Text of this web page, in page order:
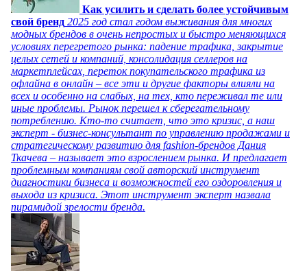
Как усилить и сделать более устойчивым
свой бренд 2025 год стал годом выживания для многих
модных брендов в очень непростых и быстро меняющихся
условиях перегретого рынка: падение трафика, закрытие
целых сетей и компаний, консолидация селлеров на
маркетплейсах, переток покупательского трафика из
офлайна в онлайн – все эти и другие факторы влияли на
всех и особенно на слабых, на тех, кто переживал те или
иные проблемы. Рынок перешел к сберегательному
потреблению. Кто-то считает, что это кризис, а наш
эксперт - бизнес-консультант по управлению продажами и
стратегическому развитию для fashion-брендов Дания
Ткачева – называет это взрослением рынка. И предлагает
проблемным компаниям свой авторский инструмент
диагностики бизнеса и возможностей его оздоровления и
выхода из кризиса. Этот инструмент эксперт назвала
пирамидой зрелости бренда.